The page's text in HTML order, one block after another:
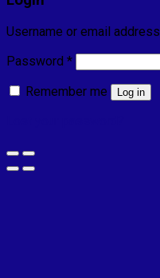
Username or email address
Password *
Remember me
Log in